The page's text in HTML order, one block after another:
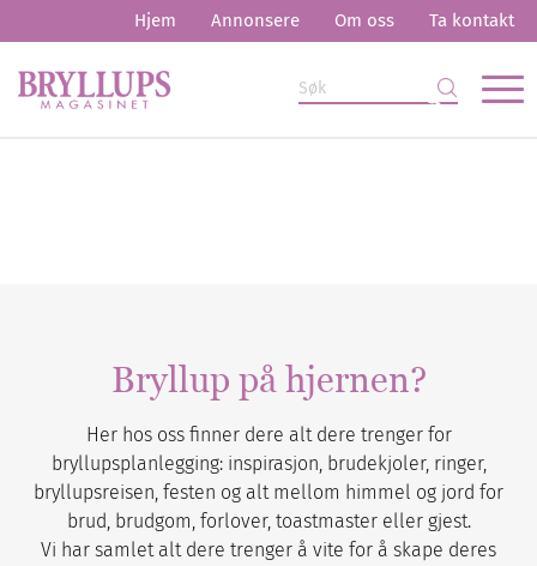
Hjem Annonsere Om oss Ta kontakt
Bryllup på hjernen?
Her hos oss finner dere alt dere trenger for
bryllupsplanlegging: inspirasjon, brudekjoler, ringer,
bryllupsreisen, festen og alt mellom himmel og jord for
brud, brudgom, forlover, toastmaster eller gjest.
Vi har samlet alt dere trenger å vite for å skape deres